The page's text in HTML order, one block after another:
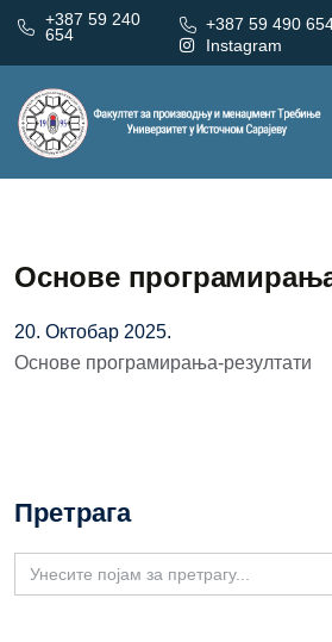
+387 59 240
654
+387 59 490
Instagram
Oснове
20. Октобар 2025.
Основе програмирања-резултати
Претрага
Search
for: